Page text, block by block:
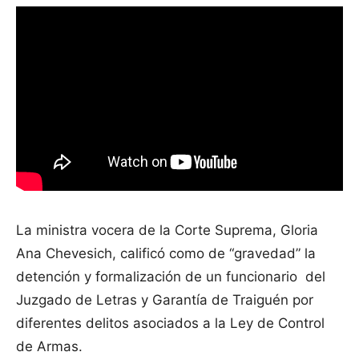
La ministra vocera de la Corte Suprema, Gloria
Ana Chevesich, calificó como de “gravedad” la
detención y formalización de un funcionario del
Juzgado de Letras y Garantía de Traiguén por
diferentes delitos asociados a la Ley de Control
de Armas.